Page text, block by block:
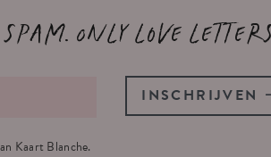
spam. Only love
Kaart Blanche.
INSCHRIJVEN